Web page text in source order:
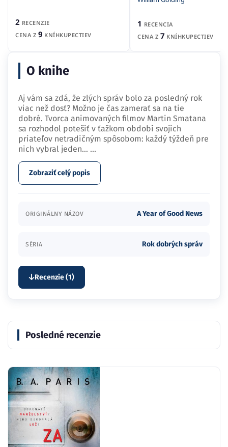
2 RECENZIE
CENA Z 9 KNÍHKUPECTIEV
1 RECENCIA
CENA Z 7 KNÍHKUPECTIEV
O knihe
Aj vám sa zdá, že zlých správ bolo za posledný rok
viac než dosť? Možno je čas zamerať sa na tie
dobré. Tvorca animovaných filmov Martin Smatana
sa rozhodol potešiť v ťažkom období svojich
priateľov netradičným spôsobom: každý týždeň pre
nich vybral jeden… ...
Zobraziť celý popis
ORIGINÁLNY NÁZOV A Year of Good News
SÉRIA Rok dobrých správ
Recenzie (1)
Posledné recenzie